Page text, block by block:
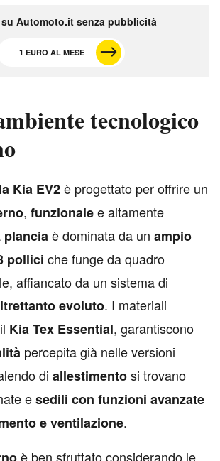
su Automoto.it senza pubblicità
1 EURO AL MESE
tecnologico
Kia EV2è progettato per offrire un
, funzionalee altamente
planciaè dominata da un ampio
pollici che funge da quadro
affiancato da un sistema di
evoluto. I materiali
Kia Tex Essential, garantiscono
percepita già nelle versioni
di allestimentosi trovano
esedili con funzioni avanzate
e ventilazione.
è ben sfruttato considerando le